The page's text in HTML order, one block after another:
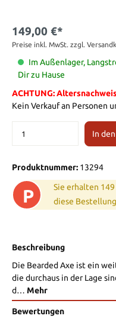
149,00 €*
Preise inkl. MwSt. zzgl.
Im Außenlager,
Dir zu Hause
ACHTUNG:
Kein Verkauf an Personen
In
Produktnummer: 13294
P
Sie erhalten
diese Bestellung
Beschreibung
Die Bearded Axe ist ein
die durchaus in der Lage
d… Mehr
Bewertungen